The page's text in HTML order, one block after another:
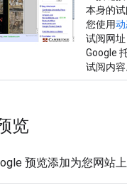
本身的
您使用
试阅网
Google
试阅内容
览
预览添加为您网站